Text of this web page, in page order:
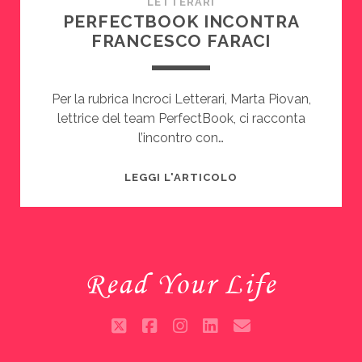
PERFECTBOOK INCONTRA
FRANCESCO FARACI
Per la rubrica Incroci Letterari, Marta Piovan,
lettrice del team PerfectBook, ci racconta
l’incontro con…
LEGGI L'ARTICOLO
Read Your Life
twitterfacebookinstagram
linkedinemail